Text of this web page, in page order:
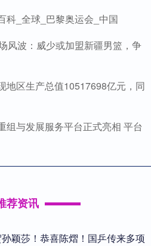
科_全球_巴黎奥运会_中国
风波：威少或加盟新疆男篮，争
地区生产总值10517698亿元，同
组与发展服务平台正式亮相 平台
荐资讯
颖莎！恭喜陈熠！国乒传来多项